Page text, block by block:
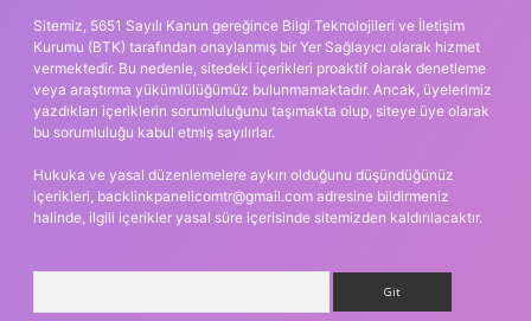
Sitemiz, 5651 Sayılı Kanun gereğince Bilgi Teknolojileri ve İletişim
Kurumu (BTK) tarafından onaylanmış bir Yer Sağlayıcı olarak hizmet
vermektedir. Bu nedenle, sitedeki içerikleri proaktif olarak denetleme
veya araştırma yükümlülüğümüz bulunmamaktadır. Ancak, üyelerimiz
yazdıkları içeriklerin sorumluluğunu taşımakta olup, siteye üye olarak
bu sorumluluğu kabul etmiş sayılırlar.
Hukuka ve yasal düzenlemelere aykırı olduğunu düşündüğünüz
içerikleri, backlinkpanelicomtr@gmail.com adresine bildirmeniz
halinde, ilgili içerikler yasal süre içerisinde sitemizden kaldırılacaktır.